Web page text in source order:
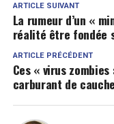
ARTICLE SUIVANT
La rumeur d’un «
réalité être fondée
ARTICLE PRÉCÉDENT
Ces « virus
carburant de